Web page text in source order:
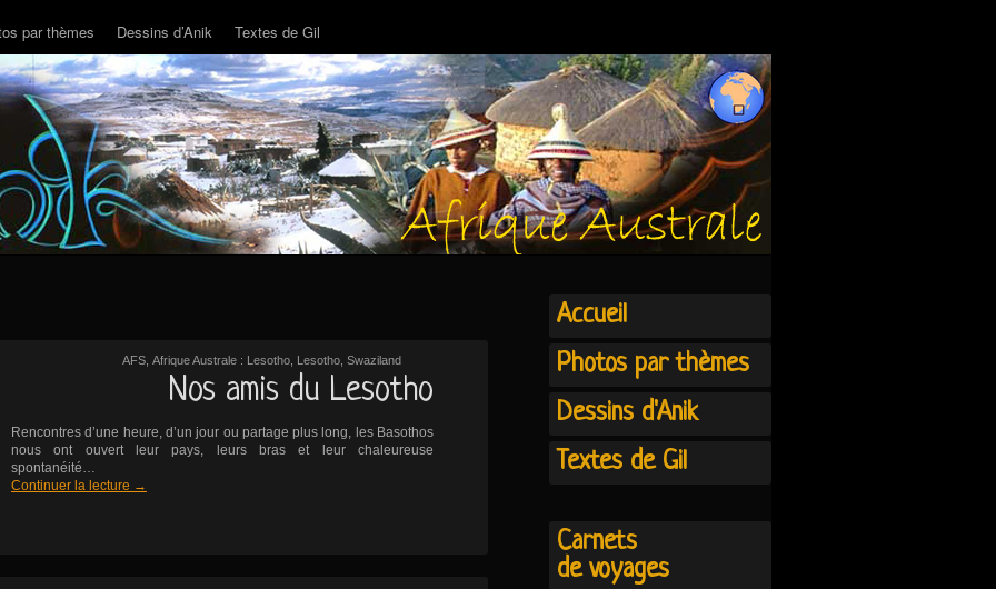
par thèmes Dessins d’Anik Textes de Gil
Nos amis du Lesotho
AFS Afrique Australe : Lesotho Lesotho Swaziland
Rencontres d’une heure, d’un jour ou partage plus long, les Basothos
nous ont ouvert leur pays, leurs bras et leur chaleureuse
spontanéité…
Continuer la lecture →
Accueil
Photos par thèmes
Dessins d'Anik
Textes de Gil
Carnets
de voyages